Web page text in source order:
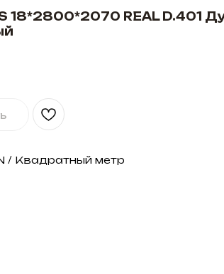
18*2800*2070 REAL D.401
/ Квадратный метр